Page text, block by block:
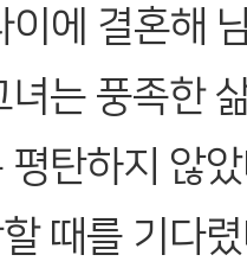
이에 결혼해
녀는 풍족한
평탄하지 않
때를 기다